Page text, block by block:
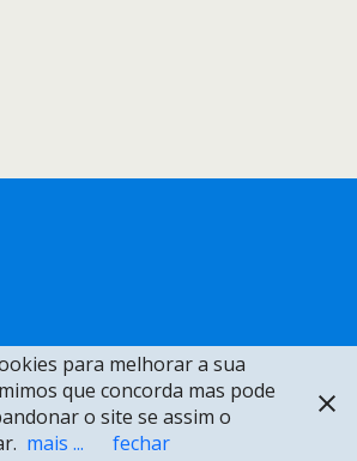
para melhorar a sua
que concorda mas pode
o site se assim o
mais ... fechar